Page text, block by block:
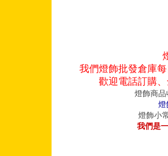
我們燈飾批發倉庫
歡迎電話訂購
燈飾商
燈
燈飾小
我們是